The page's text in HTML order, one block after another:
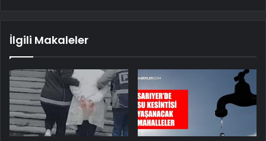
İlgili Makaleler